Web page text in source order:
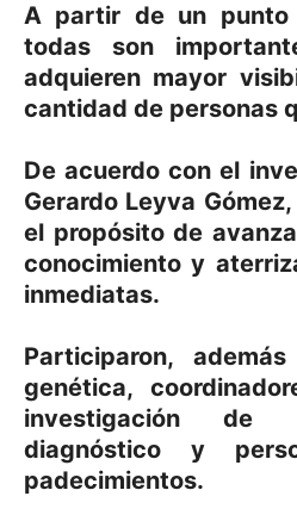
A partir de un punto
todas son
adquieren mayor
cantidad de personas
De acuerdo con el
Gerardo Leyva
el propósito de
conocimiento y
inmediatas.
Participaron,
genética,
investigación de
diagnóstico y
padecimientos.